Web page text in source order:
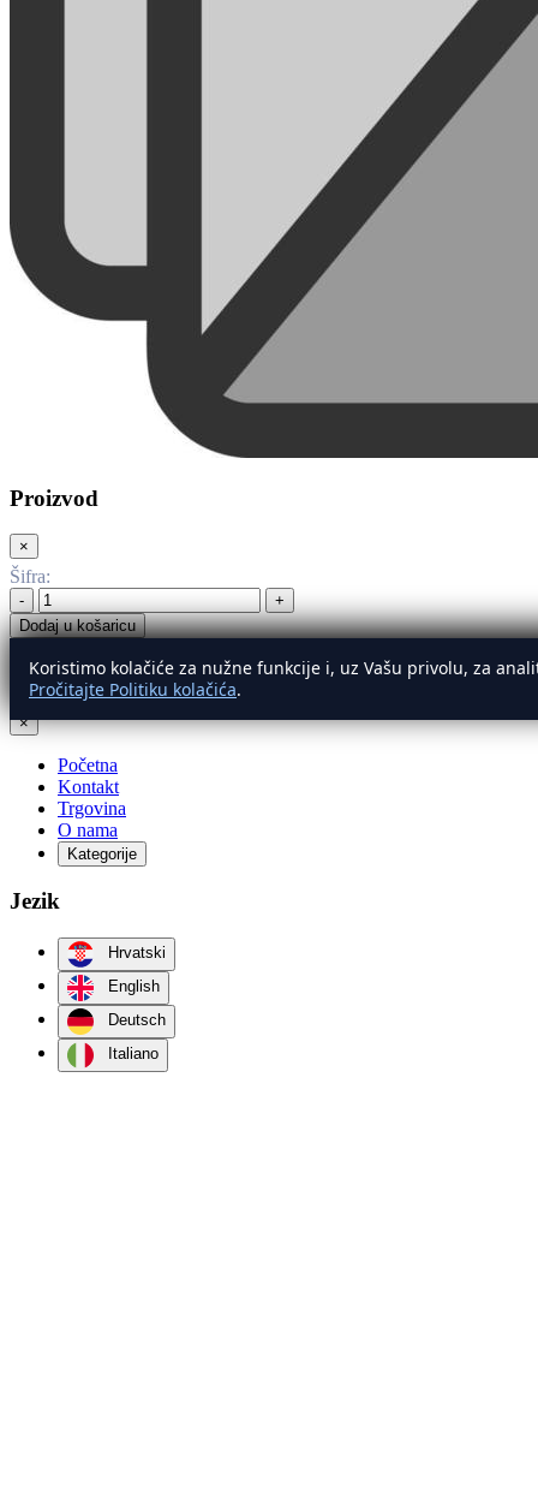
Proizvod
×
Šifra:
-
+
Dodaj u košaricu
Koristimo kolačiće za nužne funkcije i, uz Vašu privolu, za
Pročitajte Politiku kolačića.
Izbornik
×
Početna
Kontakt
Trgovina
O nama
Kategorije
Jezik
Hrvatski
English
Deutsch
Italiano